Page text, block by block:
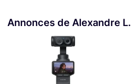
Annonces de Alexandre L.